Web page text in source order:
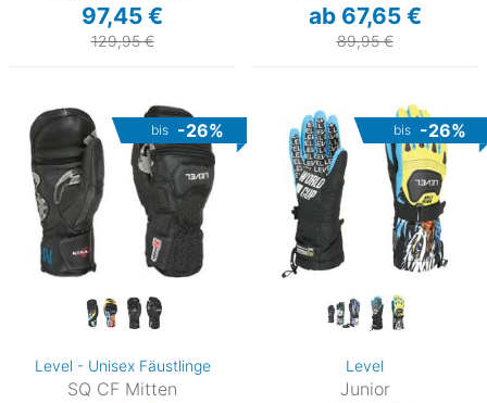
97,45 €
129,95 €
ab 67,65 €
89,95 €
bis -26%
Level - Unisex Fäustlinge
SQ CF Mitten
bis -26%
Level
Junior